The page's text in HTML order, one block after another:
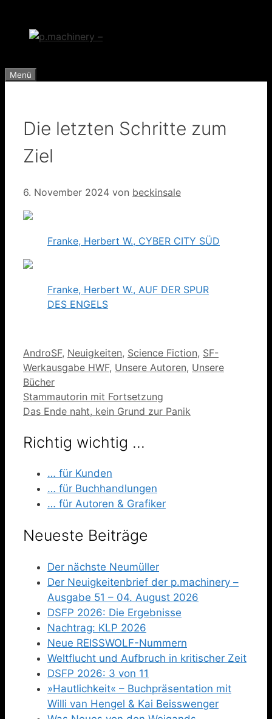
springen
Menü
Die letzten Schritte zum
Ziel
6. November 2024 von beckinsale
Franke, Herbert W., CYBER CITY SÜD
Franke, Herbert W., AUF DER SPUR
DES ENGELS
Kategorien
AndroSF, Neuigkeiten, Science Fiction, SF-
Werkausgabe HWF, Unsere Autoren, Unsere
Bücher
Stammautorin mit Fortsetzung
Das Ende naht, kein Grund zur Panik
Richtig wichtig …
… für Kunden
… für Buchhandlungen
… für Autoren & Grafiker
Neueste Beiträge
Der nächste Neumüller
Der Neuigkeitenbrief der p.machinery –
Ausgabe 51 – 04. August 2026
DSFP 2026: Die Ergebnisse
Nachtrag: KLP 2026
Neue REISSWOLF-Nummern
Weltflucht und Aufbruch in kritischer Zeit
DSFP 2026: 3 von 11
»Hautlichkeit« – Buchpräsentation mit
Willi van Hengel & Kai Beisswenger